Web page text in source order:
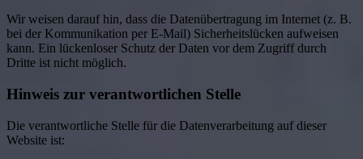
Wir weisen darauf hin, dass die Datenübertragung im Internet (z. B.
bei der Kommunikation per E-Mail) Sicherheitslücken aufweisen
kann. Ein lückenloser Schutz der Daten vor dem Zugriff durch
Dritte ist nicht möglich.
Hinweis zur verantwortlichen Stelle
Die verantwortliche Stelle für die Datenverarbeitung auf dieser
Website ist: